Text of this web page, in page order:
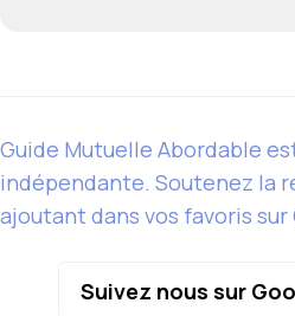
Guide Mutuelle Abordable
indépendante. Soutenez la
ajoutant dans vos favoris
Suivez nous sur